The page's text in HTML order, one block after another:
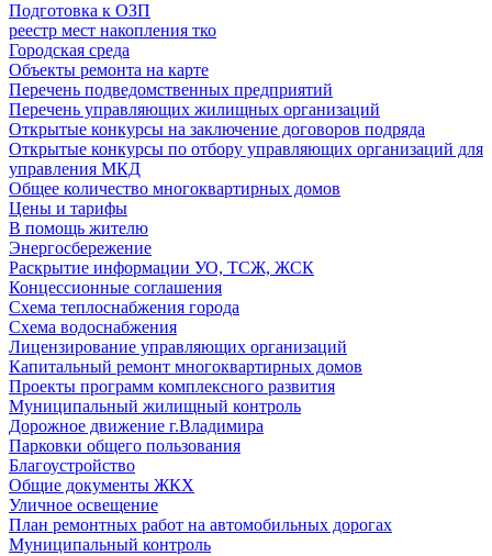
Подготовка к ОЗП
реестр мест накопления тко
Городская среда
Объекты ремонта на карте
Перечень подведомственных предприятий
Перечень управляющих жилищных организаций
Открытые конкурсы на заключение договоров подряда
Открытые конкурсы по отбору управляющих организаций для
управления МКД
Общее количество многоквартирных домов
Цены и тарифы
В помощь жителю
Энергосбережение
Раскрытие информации УО, ТСЖ, ЖСК
Концессионные соглашения
Схема теплоснабжения города
Схема водоснабжения
Лицензирование управляющих организаций
Капитальный ремонт многоквартирных домов
Проекты программ комплексного развития
Муниципальный жилищный контроль
Дорожное движение г.Владимира
Парковки общего пользования
Благоустройство
Общие документы ЖКХ
Уличное освещение
План ремонтных работ на автомобильных дорогах
Муниципальный контроль